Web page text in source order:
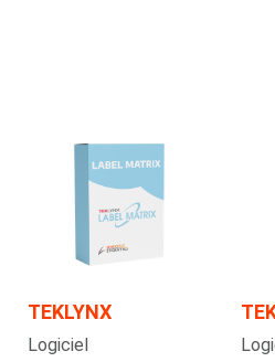
TEKLYNX
Logiciel